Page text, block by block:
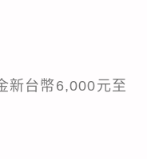
新台幣6,000元至